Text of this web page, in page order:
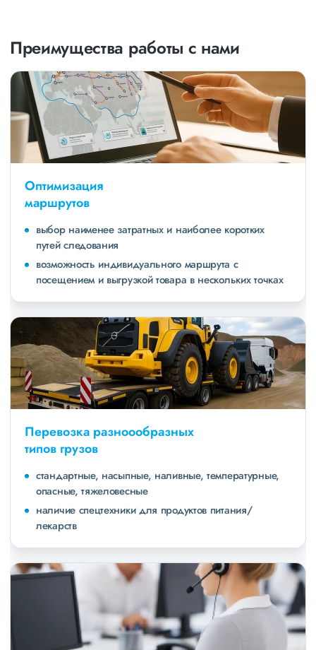
Преимущества работы с нами
Оптимизация
маршрутов
выбор наименее затратных и наиболее коротких
путей следования
возможность индивидуального маршрута с
посещением и выгрузкой товара в нескольких точках
Перевозка разноообразных
типов грузов
стандартные, насыпные, наливные, температурные,
опасные, тяжеловесные
наличие спецтехники для продуктов питания/
лекарств